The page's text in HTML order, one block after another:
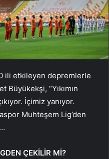
ili etkileyen depremlerle
“Yıkımın
İçimiz yanıyor.
Muhteşem Lig’den
ÇEKİLİR Mİ?